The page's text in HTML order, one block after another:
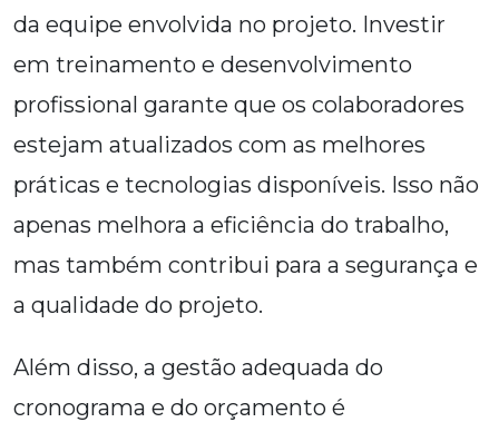
da equipe envolvida no projeto. Investir
em treinamento e desenvolvimento
profissional garante que os colaboradores
estejam atualizados com as melhores
práticas e tecnologias disponíveis. Isso não
apenas melhora a eficiência do trabalho,
mas também contribui para a segurança e
a qualidade do projeto.
Além disso, a gestão adequada do
cronograma e do orçamento é